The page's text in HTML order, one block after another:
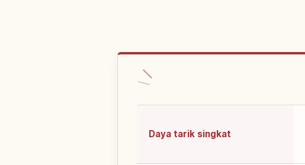
Daya tarik singkat